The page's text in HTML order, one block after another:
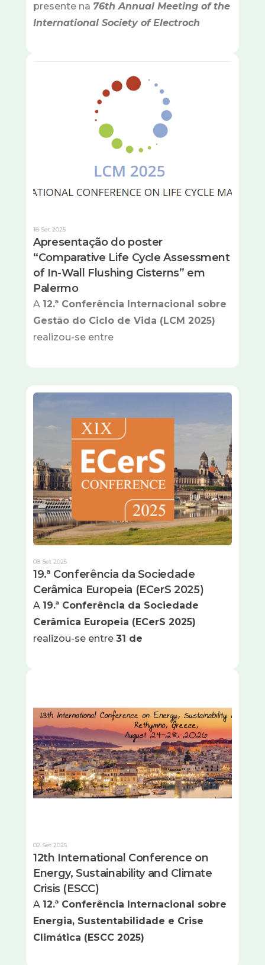
presente na 76th Annual Meeting of the
International Society of Electroch
18 Set 2025
Apresentação do poster
“Comparative Life Cycle Assessment
of In-Wall Flushing Cisterns” em
Palermo
A 12.ª Conferência Internacional sobre
Gestão do Ciclo de Vida (LCM 2025)
realizou-se entre
Imagem
08 Set 2025
19.ª Conferência da Sociedade
Cerâmica Europeia (ECerS 2025)
A 19.ª Conferência da Sociedade
Cerâmica Europeia (ECerS 2025)
realizou-se entre 31 de
02 Set 2025
12th International Conference on
Energy, Sustainability and Climate
Crisis (ESCC)
A 12.ª Conferência Internacional sobre
Energia, Sustentabilidade e Crise
Climática (ESCC 2025)